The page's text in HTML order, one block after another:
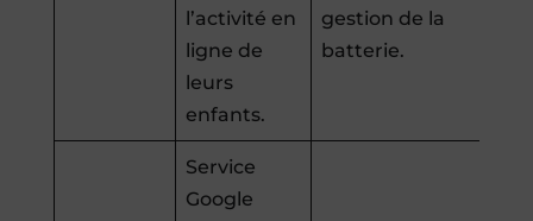
l’activité en
ligne de
leurs
enfants.
gestion de la
batterie.
Service
Google